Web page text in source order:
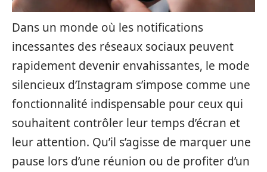
Dans un monde où les notifications
incessantes des réseaux sociaux peuvent
rapidement devenir envahissantes, le mode
silencieux d’Instagram s’impose comme une
fonctionnalité indispensable pour ceux qui
souhaitent contrôler leur temps d’écran et
leur attention. Qu’il s’agisse de marquer une
pause lors d’une réunion ou de profiter d’un